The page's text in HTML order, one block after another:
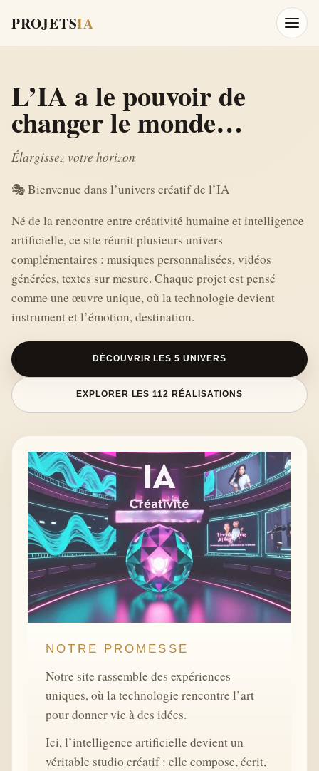
PROJETSIA Ouvrir
L’IA a le pouvoir de
changer le monde…
Élargissez votre horizon
🎭 Bienvenue dans l’univers créatif de l’IA
Né de la rencontre entre créativité humaine et intelligence
artificielle, ce site réunit plusieurs univers
complémentaires : musiques personnalisées, vidéos
générées, textes sur mesure. Chaque projet est pensé
comme une œuvre unique, où la technologie devient
instrument et l’émotion, destination.
DÉCOUVRIR LES 5 UNIVERS
EXPLORER LES 112 RÉALISATIONS
NOTRE PROMESSE
Notre site rassemble des expériences
uniques, où la technologie rencontre l’art
pour donner vie à des idées.
Ici, l’intelligence artificielle devient un
véritable studio créatif : elle compose, écrit,